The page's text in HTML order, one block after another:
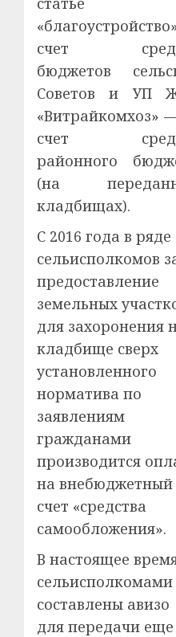
счет
бюджетов
Советов и УП
«Витрайкомхоз»
счет
районного
(на
кладбищах).
С 2016 года в ряде
сельисполкомов
предоставление
земельных
для захоронения
кладбище сверх
установленного
норматива по
заявлениям
гражданами
производится
на внебюджетный
счет «средства
самообложения».
В настоящее
сельисполкомами
составлены авизо
для передачи еще